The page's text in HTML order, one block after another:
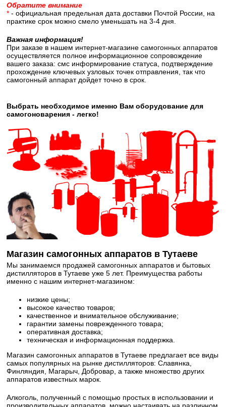
Обратите внимание
* - официальная предельная дата доставки Почтой России, на
практике срок можно смело уменьшать на 3-4 дня.
Важная информация!
При заказе в нашем интернет-магазине самогонных аппаратов
осуществляется полное информационное сопровождение
вашего заказа: смс информирование статуса, подтверждение
прохождение ключевых узловых точек отправления, так что
самогонный аппарат дойдет точно в срок.
Выбрать необходимое именно Вам оборудование для
самогоноварения - легко!
Магазин самогонных аппаратов в Тутаеве
Мы занимаемся продажей самогонных аппаратов и бытовых
дистилляторов в Тутаеве уже 5 лет. Преимущества работы
именно с нашим интернет-магазином:
низкие цены;
высокое качество товаров;
качественное и внимательное обслуживание;
гарантии замены поврежденного товара;
оперативная доставка;
техническая и информационная поддержка.
Магазин самогонных аппаратов в Тутаеве предлагает все виды
самых популярных на рынке дистилляторов: Славянка,
Финляндия, Магарыч, Добровар, а также множество других
аппаратов известных марок.
Алкоголь, полученный с помощью простых в использовании и
производительных аппаратов, можно настаивать на различном